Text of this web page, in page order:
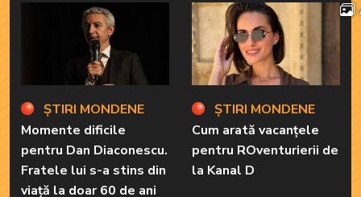
ȘTIRI MONDENE
Momente dificile
pentru Dan Diaconescu.
Fratele lui s-a stins din
viață la doar 60 de ani
ȘTIRI MONDENE
Cum arată vacanțele
pentru ROventurierii de
la Kanal D